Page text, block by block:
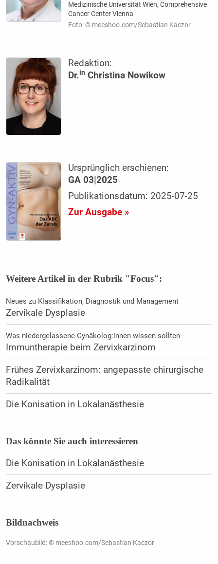
Medizinische Universität Wien; Comprehensive
Cancer Center Vienna
Foto: © meeshoo.com/Sebastian Kaczor
Redaktion:
Dr.in Christina Nowikow
Ursprünglich erschienen:
GA 03|2025
Publikationsdatum: 2025-07-25
Zur Ausgabe »
Weitere Artikel in der Rubrik "Focus":
Neues zu Klassifikation, Diagnostik und Management
Zervikale Dysplasie
Was niedergelassene Gynäkolog:innen wissen sollten
Immuntherapie beim Zervixkarzinom
Frühes Zervixkarzinom: angepasste chirurgische
Radikalität
Die Konisation in Lokalanästhesie
Das könnte Sie auch interessieren
Die Konisation in Lokalanästhesie
Zervikale Dysplasie
Bildnachweis
Vorschaubild: © meeshoo.com/Sebastian Kaczor